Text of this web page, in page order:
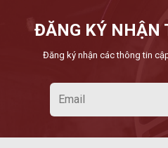
ĐĂNG KÝ NHẬN
Đăng ký nhận các thông tin